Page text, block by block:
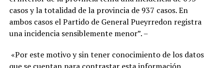
casos y la totalidad de la provincia de 937 casos. En
ambos casos el Partido de General Pueyrredon registra
una incidencia sensiblemente menor”. –
«Por este motivo y sin tener conocimiento de los datos